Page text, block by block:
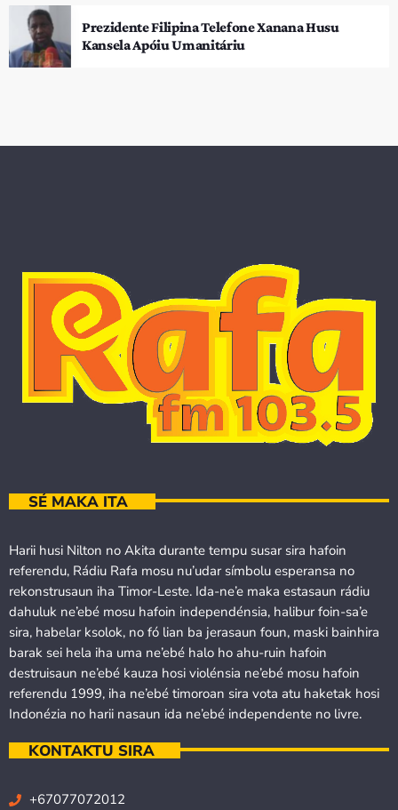
Prezidente Filipina Telefone Xanana Husu
Kansela Apóiu Umanitáriu
SÉ MAKA ITA
Harii husi Nilton no Akita durante tempu susar sira hafoin
referendu, Rádiu Rafa mosu nu’udar símbolu esperansa no
rekonstrusaun iha Timor-Leste. Ida-ne’e maka estasaun rádiu
dahuluk ne’ebé mosu hafoin independénsia, halibur foin-sa’e
sira, habelar ksolok, no fó lian ba jerasaun foun, maski bainhira
barak sei hela iha uma ne’ebé halo ho ahu-ruin hafoin
destruisaun ne’ebé kauza hosi violénsia ne’ebé mosu hafoin
referendu 1999, iha ne’ebé timoroan sira vota atu haketak hosi
Indonézia no harii nasaun ida ne’ebé independente no livre.
KONTAKTU SIRA
+67077072012